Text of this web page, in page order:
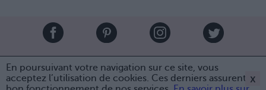
En poursuivant votre navigation sur ce site, vous
acceptez l’utilisation de cookies. Ces derniers assurent le
x
Brandeploy Qui sommes-nous ? Presse
Annonceur
Mentions légales
Contact